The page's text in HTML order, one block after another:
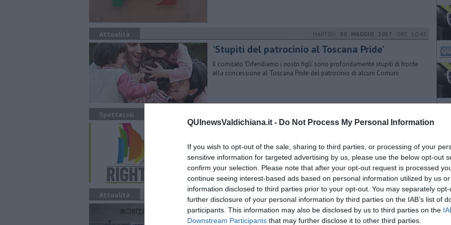
QUInewsValdichiana.it - Do Not Process My Personal Information
If you wish to opt-out of the sale, sharing to third parties, or processing of your
sensitive information for targeted advertising by us, please use the below opt-out
confirm your selection. Please note that after your opt-out request is processed
continue seeing interest-based ads based on personal information utilized by us
information disclosed to third parties prior to your opt-out. You may separately
further disclosure of your personal information by third parties on the IAB’s list of
participants. This information may also be disclosed by us to third parties on the
Downstream Participants that may further disclose it to other third parties.
Attualità MARTEDÌ 30 MAGGIO 2017 ORE 10:45
'Stupiti del patrocinio al Toscana Pride'
Il comitato 'Difendiamo i nostri figli' sono profondamente stupiti di fronte
alla concessione al Toscana Pride del patrocinio di alcuni Comuni
Spettacoli
“Rights Now Movie”: appuntamenti per i diritti
Venerdì 8 Maggio alle 21 appuntamento con la prima proiezione e il
primo incontro al Teatro Cinema Verdi, con il film “PRIDE” di Matthew
Warchus
Attualità GIOVEDÌ 08 OTTOBRE 2015 ORE 09:43
Studi di genere, azione di Casaggì nelle scuole